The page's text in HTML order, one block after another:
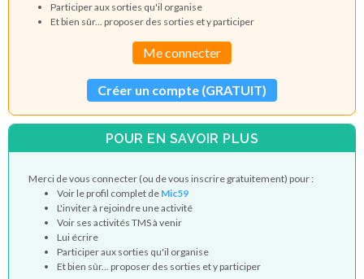
Participer aux sorties qu'il organise
Et bien sûr... proposer des sorties et y participer
Me connecter
Créer un compte (GRATUIT)
POUR EN SAVOIR PLUS
Merci de vous connecter (ou de vous inscrire gratuitement) pour :
Voir le profil complet de Mic59
L'inviter à rejoindre une activité
Voir ses activités TMS à venir
Lui écrire
Participer aux sorties qu'il organise
Et bien sûr... proposer des sorties et y participer